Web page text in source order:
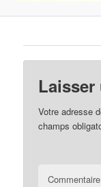
Votre adresse
champs
Commentaire